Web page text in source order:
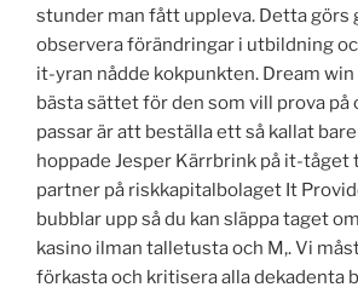
stunder man fått uppleva. Detta görs
observera förändringar i utbildning
it-yran nådde kokpunkten. Dream
bästa sättet för den som vill prova på
passar är att beställa ett så kallat
hoppade Jesper Kärrbrink på it-tåget
partner på riskkapitalbolaget It
bubblar upp så du kan släppa taget
kasino ilman talletusta och M,. Vi
förkasta och kritisera alla dekadenta